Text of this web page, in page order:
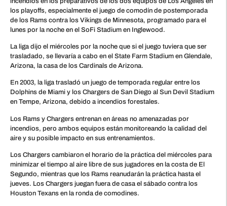
los playoffs, especialmente el juego de comodín de postemporada
de los Rams contra los Vikings de Minnesota, programado para el
lunes por la noche en el SoFi Stadium en Inglewood.
La liga dijo el miércoles por la noche que si el juego tuviera que ser
trasladado, se llevaría a cabo en el State Farm Stadium en Glendale,
Arizona, la casa de los Cardinals de Arizona.
En 2003, la liga trasladó un juego de temporada regular entre los
Dolphins de Miami y los Chargers de San Diego al Sun Devil Stadium
en Tempe, Arizona, debido a incendios forestales.
Los Rams y Chargers entrenan en áreas no amenazadas por
incendios, pero ambos equipos están monitoreando la calidad del
aire y su posible impacto en sus entrenamientos.
Los Chargers cambiaron el horario de la práctica del miércoles para
minimizar el tiempo al aire libre de sus jugadores en la costa de El
Segundo, mientras que los Rams reanudarán la práctica hasta el
jueves. Los Chargers juegan fuera de casa el sábado contra los
Houston Texans en la ronda de comodines.